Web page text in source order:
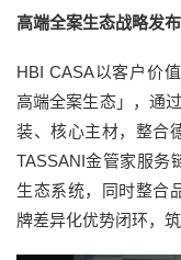
高端全案生态战略发
HBI CASA以客户价
高端全案生态」，通
装、核心主材，整合
TASSANI金管家服务
生态系统，同时整合
牌差异化优势闭环，